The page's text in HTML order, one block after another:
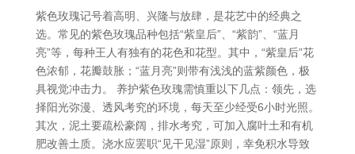
紫色玫瑰记号着高明、兴隆与放肆，是花艺中的经典之
选。常见的紫色玫瑰品种包括“紫皇后”、“紫韵”、“蓝月
亮”等，每种王人有独有的花色和花型。其中，“紫皇后”花
色浓郁，花瓣鼓胀；“蓝月亮”则带有浅浅的蓝紫颜色，极
具视觉冲击力。 养护紫色玫瑰需慎重以下几点：领先，选
择阳光弥漫、透风考究的环境，每天至少经受6小时光照。
其次，泥土要疏松豪阔，排水考究，可加入腐叶土和有机
肥改善土质。浇水应罢职“见干见湿”原则，幸免积水导致